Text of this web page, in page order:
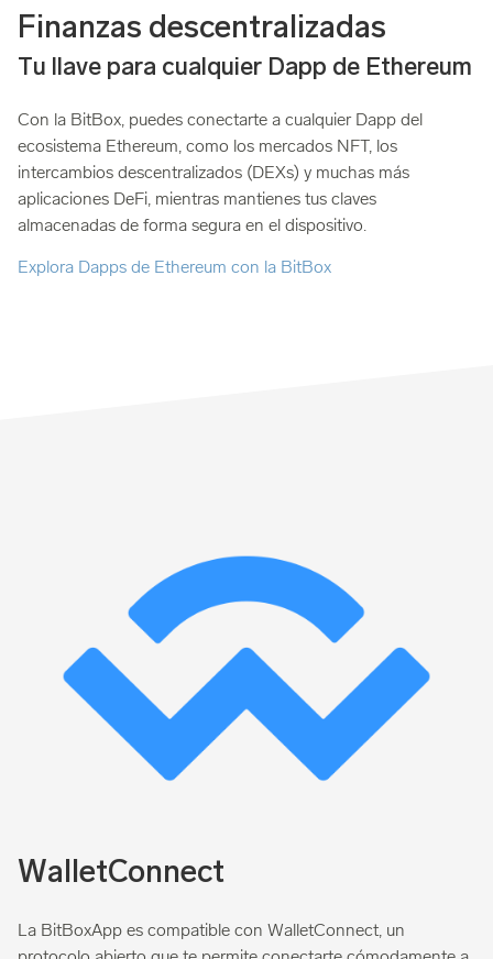
Finanzas descentralizadas
Tu llave para cualquier Dapp de Ethereum
Con la BitBox, puedes conectarte a cualquier Dapp del
ecosistema Ethereum, como los mercados NFT, los
intercambios descentralizados (DEXs) y muchas más
aplicaciones DeFi, mientras mantienes tus claves
almacenadas de forma segura en el dispositivo.
Explora Dapps de Ethereum con la BitBox
WalletConnect
La BitBoxApp es compatible con WalletConnect, un